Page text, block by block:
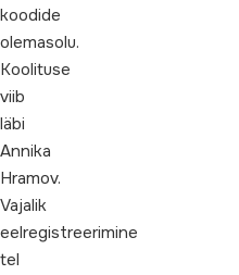
koodide
olemasolu.
Koolituse
viib
läbi
Annika
Hramov.
Vajalik
eelregistreerimine
tel